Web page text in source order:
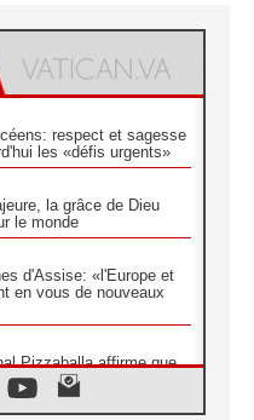
respect et sagesse
les «défis urgents»
la grâce de Dieu
le monde
d'Assise: «l'Europe et
en vous de nouveaux
Pizzaballa affirme que
la paix»